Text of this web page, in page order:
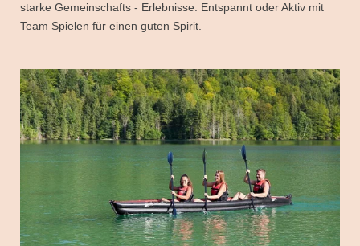
starke Gemeinschafts - Erlebnisse. Entspannt oder Aktiv mit
Team Spielen für einen guten Spirit.